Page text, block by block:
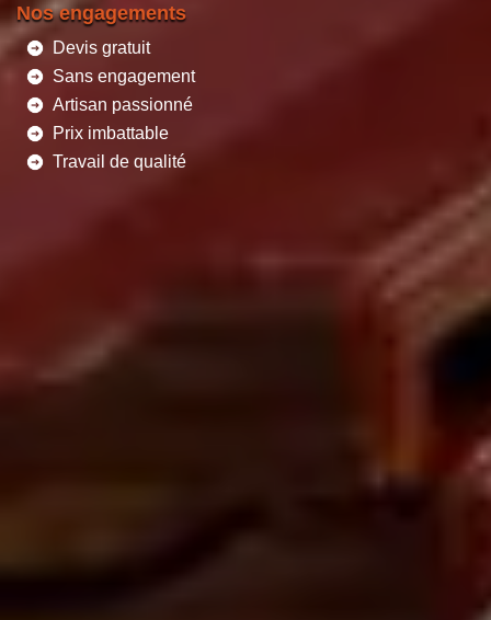
Nos engagements
Devis gratuit
Sans engagement
Artisan passionné
Prix imbattable
Travail de qualité